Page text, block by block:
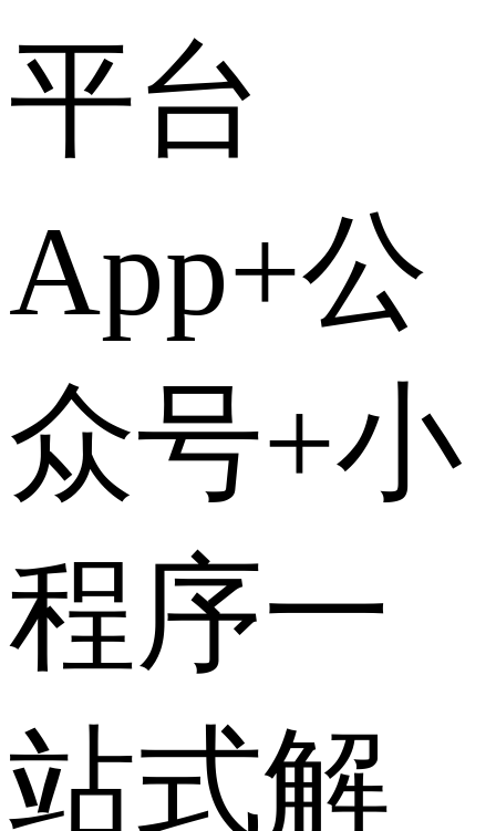
平台
App+公
众号+小
程序一
站式解